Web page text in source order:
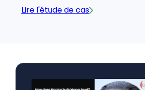
Lire l'étude de cas